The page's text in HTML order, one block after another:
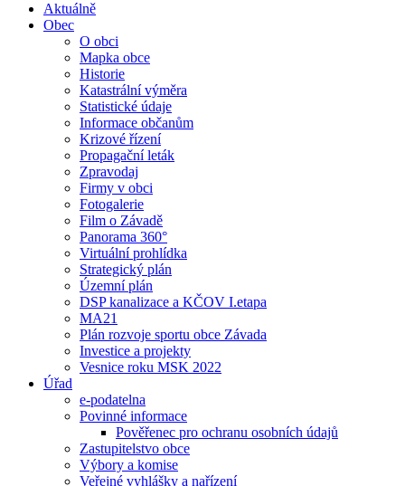
Aktuálně
Obec
O obci
Mapka obce
Historie
Katastrální výměra
Statistické údaje
Informace občanům
Krizové řízení
Propagační leták
Zpravodaj
Firmy v obci
Fotogalerie
Film o Závadě
Panorama 360°
Virtuální prohlídka
Strategický plán
Územní plán
DSP kanalizace a KČOV I.etapa
MA21
Plán rozvoje sportu obce Závada
Investice a projekty
Vesnice roku MSK 2022
Úřad
e-podatelna
Povinné informace
Pověřenec pro ochranu osobních údajů
Zastupitelstvo obce
Výbory a komise
Veřejné vyhlášky a nařízení